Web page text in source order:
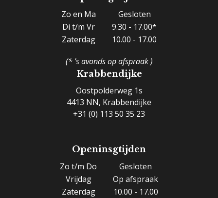
Zo en Ma
Gesloten
Di t/m Vr
9.30 - 17.00*
Zaterdag
10.00 - 17.00
(* 's avonds op afspraak )
Krabbendijke
Oostpolderweg 1s
4413 NN, Krabbendijke
+31 (0) 113 50 35 23
Openinsgtijden
Zo t/m Do
Gesloten
Vrijdag
Op afspraak
Zaterdag
10.00 - 17.00